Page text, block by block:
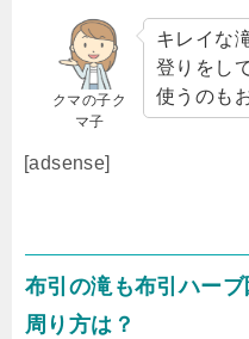
クマの子ク
マ子
キレイな
登りをし
使うのも
[adsense]
布引の滝も布引ハー
周り方は？